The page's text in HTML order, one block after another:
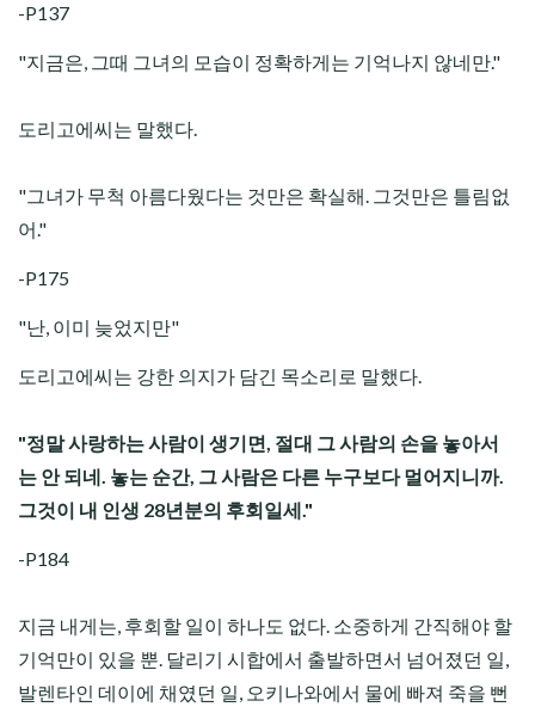
-P137
"지금은, 그때 그녀의 모습이 정확하게는 기억나지 않네만."
도리고에씨는 말했다.
"그녀가 무척 아름다웠다는 것만은 확실해. 그것만은 틀림없
어."
-P175
"난, 이미 늦었지만"
도리고에씨는 강한 의지가 담긴 목소리로 말했다.
"정말 사랑하는 사람이 생기면, 절대 그 사람의 손을 놓아서
는 안 되네. 놓는 순간, 그 사람은 다른 누구보다 멀어지니까.
그것이 내 인생 28년분의 후회일세."
-P184
지금 내게는, 후회할 일이 하나도 없다. 소중하게 간직해야 할
기억만이 있을 뿐. 달리기 시합에서 출발하면서 넘어졌던 일,
발렌타인 데이에 채였던 일, 오키나와에서 물에 빠져 죽을 뻔